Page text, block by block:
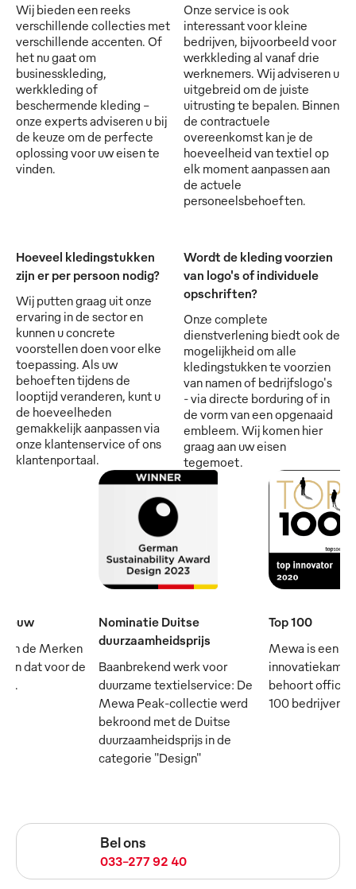
Wij bieden een reeks
verschillende collecties met
verschillende accenten. Of
het nu gaat om
businesskleding,
werkkleding of
beschermende kleding -
onze experts adviseren u bij
de keuze om de perfecte
oplossing voor uw eisen te
vinden.
Onze service is ook
interessant voor kleine
bedrijven, bijvoorbeeld voor
werkkleding al vanaf drie
werknemers. Wij adviseren u
uitgebreid om de juiste
uitrusting te bepalen. Binnen
de contractuele
overeenkomst kan je de
hoeveelheid van textiel op
elk moment aanpassen aan
de actuele
personeelsbehoeften.
Hoeveel kledingstukken
zijn er per persoon nodig?
Wij putten graag uit onze
ervaring in de sector en
kunnen u concrete
voorstellen doen voor elke
toepassing. Als uw
behoeften tijdens de
looptijd veranderen, kunt u
de hoeveelheden
gemakkelijk aanpassen via
onze klantenservice of ons
klantenportaal.
Wordt de kleding voorzien
van logo's of individuele
opschriften?
Onze complete
dienstverlening biedt ook de
mogelijkheid om alle
kledingstukken te voorzien
van namen of bedrijfslogo's
- via directe borduring of in
de vorm van een opgenaaid
embleem. Wij komen hier
graag aan uw eisen
tegemoet.
eeuw
de Merken
en dat voor de
rij.
Nominatie Duitse
duurzaamheidsprijs
Baanbrekend werk voor
duurzame textielservice: De
Mewa Peak-collectie werd
bekroond met de Duitse
duurzaamheidsprijs in de
categorie "Design"
Top 100
Mewa is een
behoort
100 bedrijven
Bel ons
033-277 92 40